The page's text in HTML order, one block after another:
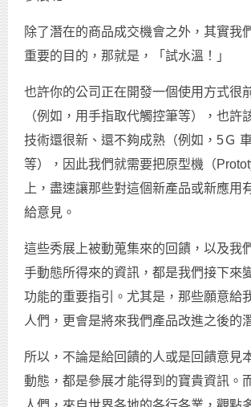
除了潛在的商品成交機會之外，其實我
重要的目的，那就是，「試水溫！」
也許你的公司正在開發一個使用方式很
（例如，用手指取代觸控筆等），也許
技術還很新、還不夠成熟（例如，5Ｇ
等），因此我們就需要把原型機（
上，盡速讓那些對這個新產品或新應用
給意見。
這些秀展上被動蒐集來的回饋，以及我
手動態所得來的資訊，都是我們接下來
功能的重要指引。尤其是，那些願意給
人們，更會是將來我們產品改進之後的
所以，不論是給回饋的人或是回饋意見
動態，都是參展才能得到的寶貴資訊。